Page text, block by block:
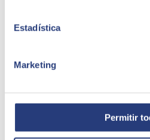
Estadística
Marketing
Permitir
Caso de éxito - Su in Plas